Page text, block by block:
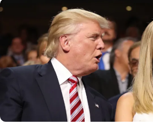
Kasım Süleymani'nin
Ivanka Trump'a suikast
Bakır Said Davut el Saadi,
Sosyal medyada tehdit
haritasını paylaşan, ayrıca
suçlanan zanlı, ABD'de tek
konuldu.